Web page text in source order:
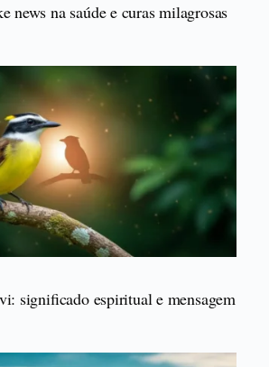
news na saúde e curas milagrosas
significado espiritual e mensagem